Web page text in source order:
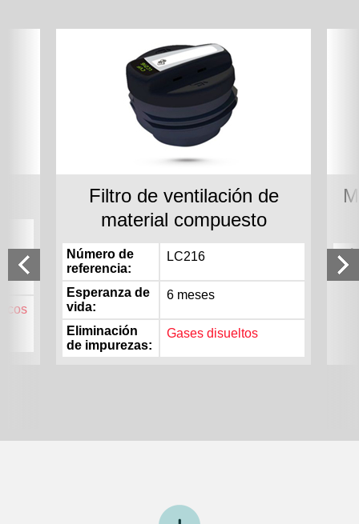
Filtro de ventilación de
material compuesto
Número de
referencia
LC216
Esperanza de
vida
6 meses
Eliminación
de impurezas
Gases disueltos